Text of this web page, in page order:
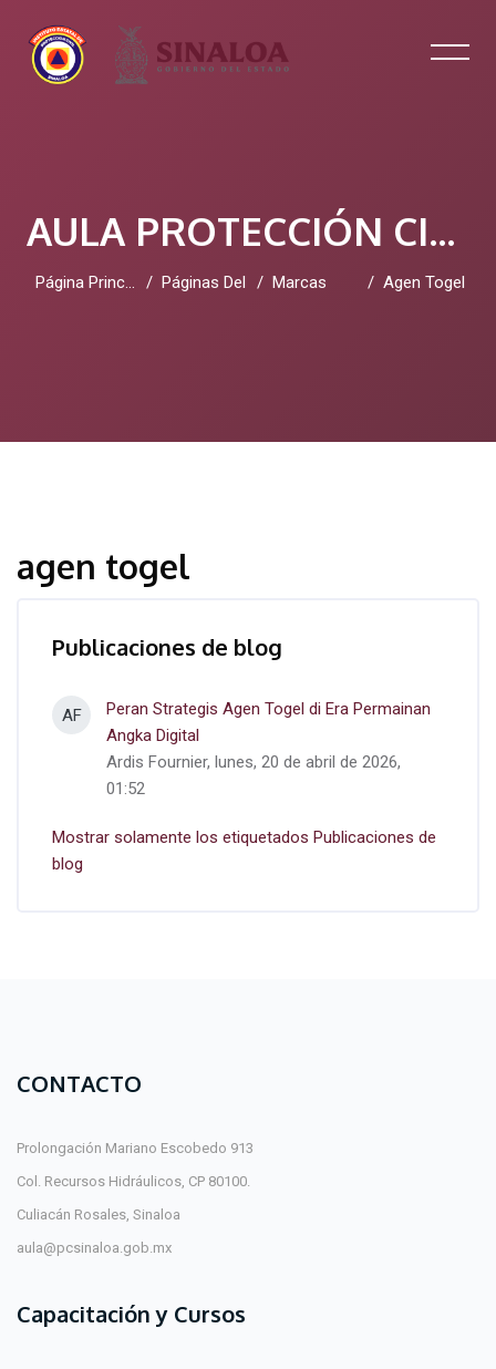
AULA PROTECCIÓN CIVIL SINALOA
Página Principal Páginas Del SitioMarcas Agen Togel
agen togel
Publicaciones de blog
AF
Peran Strategis Agen Togel di Era Permainan
Angka Digital
Ardis Fournier, lunes, 20 de abril de 2026,
01:52
Mostrar solamente los etiquetados Publicaciones de
blog
CONTACTO
Prolongación Mariano Escobedo 913
Col. Recursos Hidráulicos, CP 80100.
Culiacán Rosales, Sinaloa
aula@pcsinaloa.gob.mx
Capacitación y Cursos